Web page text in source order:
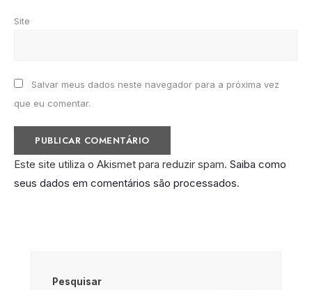
Site
Salvar meus dados neste navegador para a próxima vez
que eu comentar.
Este site utiliza o Akismet para reduzir spam. Saiba como
seus dados em comentários são processados.
Pesquisar